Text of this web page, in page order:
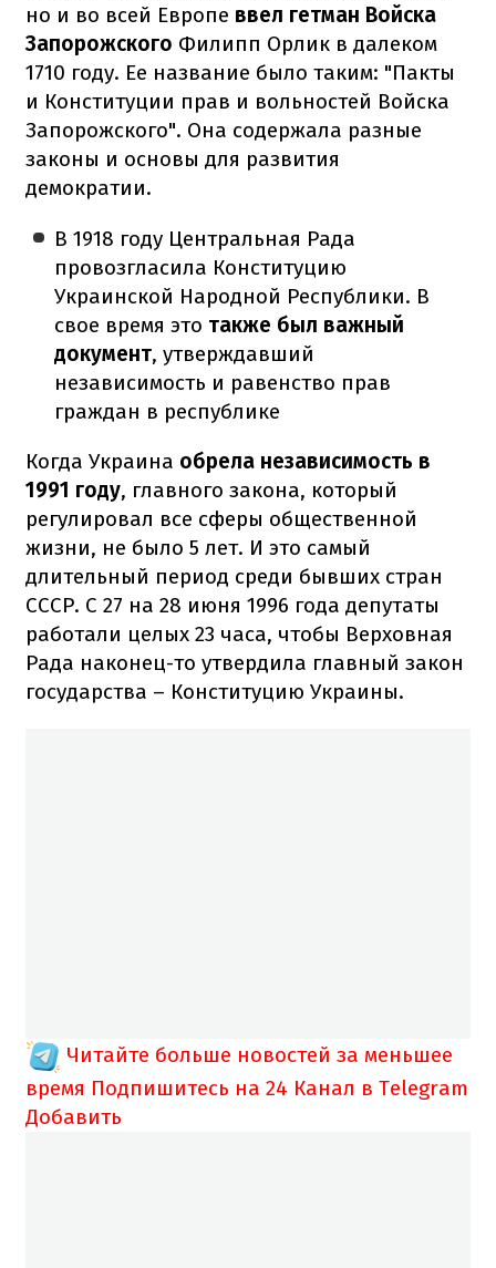
но и во всей Европе ввел гетман Войска
Запорожского Филипп Орлик в далеком
1710 году. Ее название было таким: "Пакты
и Конституции прав и вольностей Войска
Запорожского". Она содержала разные
законы и основы для развития
демократии.
В 1918 году Центральная Рада
провозгласила Конституцию
Украинской Народной Республики. В
свое время это также был важный
документ, утверждавший
независимость и равенство прав
граждан в республике
Когда Украина обрела независимость в
1991 году, главного закона, который
регулировал все сферы общественной
жизни, не было 5 лет. И это самый
длительный период среди бывших стран
СССР. С 27 на 28 июня 1996 года депутаты
работали целых 23 часа, чтобы Верховная
Рада наконец-то утвердила главный закон
государства – Конституцию Украины.
Читайте больше новостей за меньшее
время Подпишитесь на 24 Канал в Telegram
Добавить